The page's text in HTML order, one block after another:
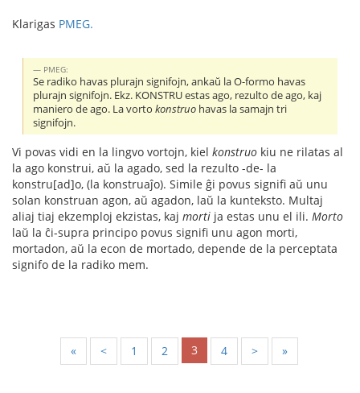
Klarigas PMEG.
PMEG:
Se radiko havas plurajn signifojn, ankaŭ la O-formo havas
plurajn signifojn. Ekz. KONSTRU estas ago, rezulto de ago, kaj
maniero de ago. La vortokonstruo havas la samajn tri
signifojn.
Vi povas vidi en la lingvo vortojn, kiel konstruo kiu ne rilatas al
la ago konstrui, aŭ la agado, sed la rezulto -de- la
konstru[ad]o, (la konstruaĵo). Simile ĝi povus signifi aŭ unu
solan konstruan agon, aŭ agadon, laŭ la kunteksto. Multaj
aliaj tiaj ekzemploj ekzistas, kaj morti ja estas unu el ili. Morto
laŭ la ĉi-supra principo povus signifi unu agon morti,
mortadon, aŭ la econ de mortado, depende de la perceptata
signifo de la radiko mem.
« < 1 2 3 4 > »